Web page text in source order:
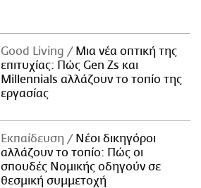
Good Living
Μια νέα οπτική της
επιτυχίας: Πώς Gen Zs και
Millennials αλλάζουν το τοπίο της
εργασίας
Εκπαίδευση
Νέοι δικηγόροι
αλλάζουν το τοπίο: Πώς οι
σπουδές Νομικής οδηγούν σε
θεσμική συμμετοχή